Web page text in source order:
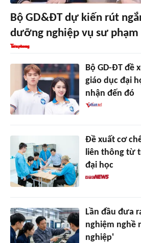
Bộ GD&ĐT dự kiến rút
dưỡng nghiệp vụ sư phạm
Bộ GD-ĐT đề
giáo dục đại
nhận đến đó
Đề xuất cơ
liên thông từ
đại học
Lần đầu đưa
nghiệm nghề
nghiệp'